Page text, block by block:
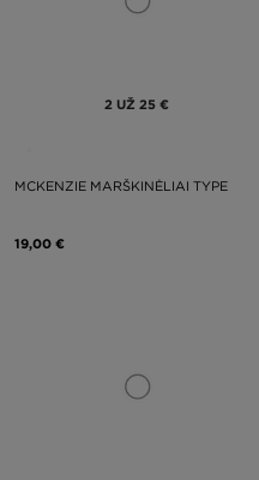
2 UŽ 25 €
MCKENZIE MARŠKINĖLIAI TYPE
19,00 €